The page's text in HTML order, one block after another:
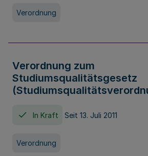
Verordnung
Verordnung zum
Studiumsqualitätsgesetz
In Kraft Seit 13. Juli 2011
Verordnung